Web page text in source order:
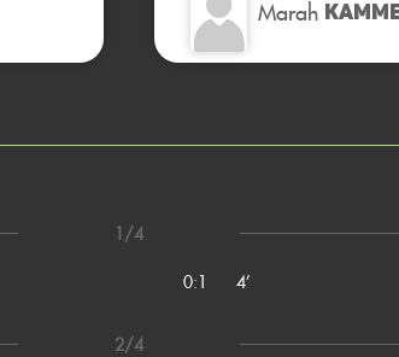
Marah
1/4
0:1 4’
2/4